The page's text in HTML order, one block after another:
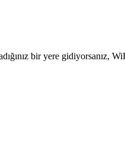
bir yere gidiyorsanız,